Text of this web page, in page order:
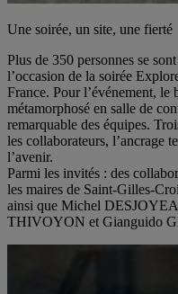
Une soirée, un site, une fierté
Plus de 350 personnes se
l’occasion de la soirée
France. Pour l’événement, le
métamorphosé en salle de
remarquable des équipes.
les collaborateurs, l’ancrage
l’avenir.
Parmi les invités : des
les maires de Saint-Gilles-
ainsi que Michel
THIVOYON et Gianguido